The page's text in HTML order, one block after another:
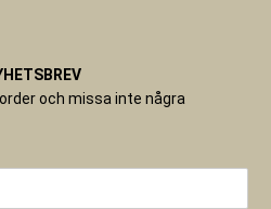
och missa inte några